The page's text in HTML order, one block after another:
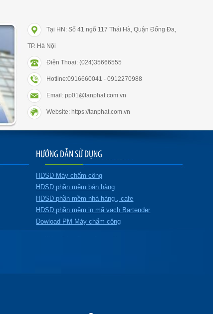
Tại HN: Số 41 ngõ 117 Thái Hà, Quận Đống Đa,
TP. Hà Nội
Điện Thoại: (024)35666555
Hotline:0916660041 - 0912270988
Email: pp01@tanphat.com.vn
Website: https://tanphat.com.vn
HƯỚNG DẪN SỬ DỤNG
HDSD Máy chấm công
HDSD phần mềm bán hàng
HDSD phần mềm nhà hàng , cafe
HDSD phần mềm in mã vạch Bartender
Dowload PM Máy chấm công